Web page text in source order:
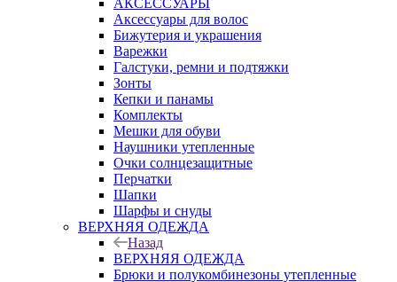
АКСЕССУАРЫ
Аксессуары для волос
Бижутерия и украшения
Варежки
Галстуки, ремни и подтяжки
Зонты
Кепки и панамы
Комплекты
Мешки для обуви
Наушники утепленные
Очки солнцезащитные
Перчатки
Шапки
Шарфы и снуды
ВЕРХНЯЯ ОДЕЖДА
Назад
ВЕРХНЯЯ ОДЕЖДА
Брюки и полукомбинезоны утепленные